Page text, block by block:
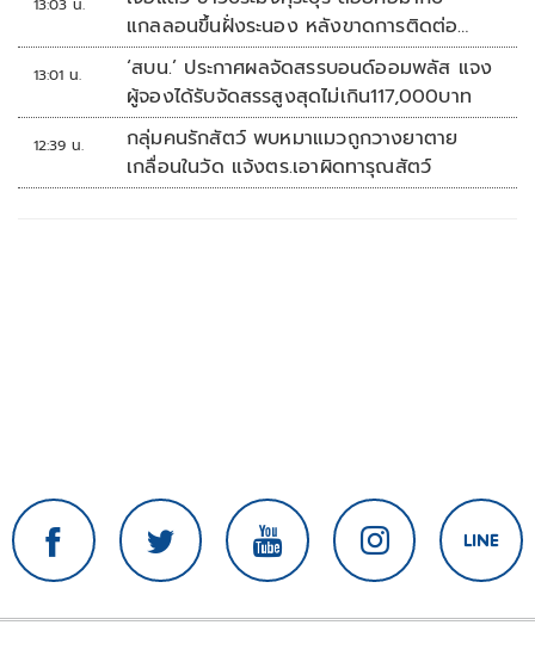
13:03 น.
แกลลอนขึ้นฝั่งระนอง หลังขาดการติดต่อ
หลายวัน
13:01 น.
‘สบน.’ ประกาศผลจัดสรรบอนด์ออมพลัส แจง
ผู้จองได้รับจัดสรรสูงสุดไม่เกิน117,000บาท
12:39 น.
กลุ่มคนรักสัตว์ พบหมาแมวถูกวางยาตาย
เกลื่อนในวัด แจ้งตร.เอาผิดทารุณสัตว์